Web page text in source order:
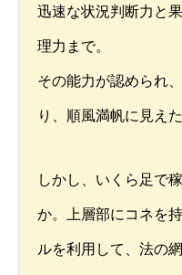
迅速な状況判断力と
理力まで。
その能力が認められ
り、順風満帆に見えた
しかし、いくら足で
か。上層部にコネを
ルを利用して、法の